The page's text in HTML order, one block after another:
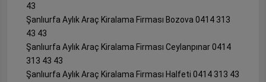
43
Şanlıurfa Aylık Araç Kiralama Firması Bozova 0414 313
43 43
Şanlıurfa Aylık Araç Kiralama Firması Ceylanpınar 0414
313 43 43
Şanlıurfa Aylık Araç Kiralama Firması Halfeti 0414 313 43